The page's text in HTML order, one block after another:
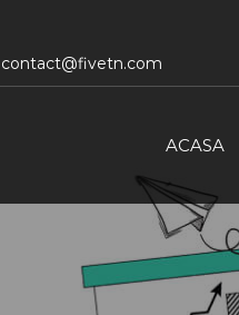
contact@fivetn.com
ACASA